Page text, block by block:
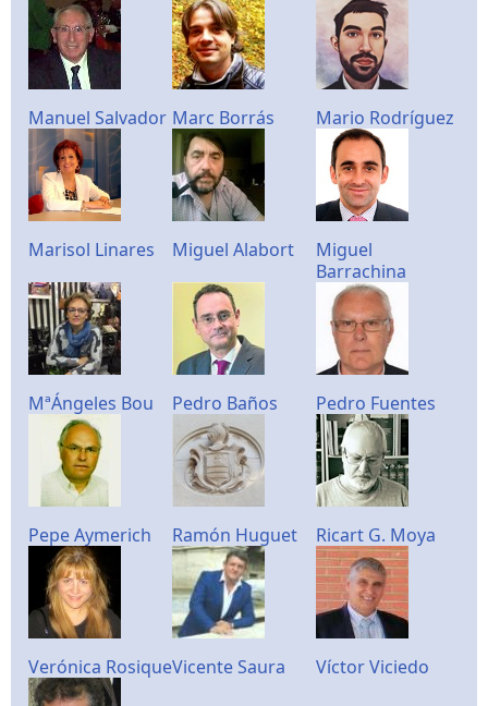
Manuel Salvador Marc Borrás Mario Rodríguez
Marisol Linares Miguel Alabort
Miguel
Barrachina
MªÁngeles Bou Pedro Baños Pedro Fuentes
Pepe Aymerich Ramón Huguet Ricart G. Moya
Verónica RosiqueVicente Saura Víctor Viciedo